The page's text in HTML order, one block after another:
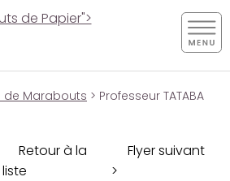
de Papier">
de Marabouts > Professeur TATABA
Retour à la
liste
Flyer suivant
>